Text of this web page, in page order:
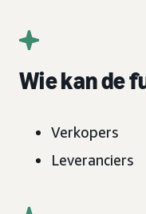
Wie kan de
Verkopers
Leveranciers